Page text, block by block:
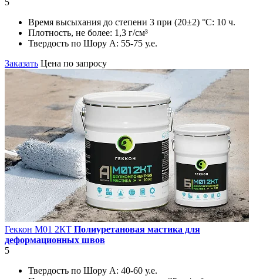
5
Время высыхания до степени 3 при (20±2) °С: 10 ч.
Плотность, не более: 1,3 г/см³
Твердость по Шору А: 55-75 у.е.
Заказать Цена по запросу
Геккон М01 2КT Полиуретановая мастика для
деформационных швов
5
Твердость по Шору А: 40-60 у.е.